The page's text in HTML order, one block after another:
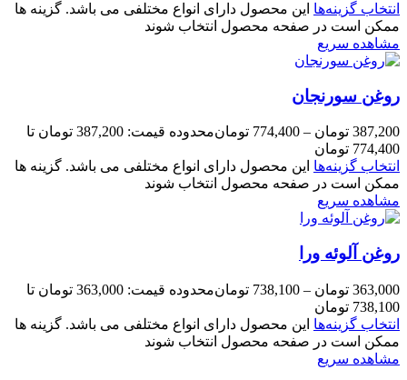
انتخاب گزینه‌ها این محصول دارای انواع مختلفی می باشد. گزینه ها
ممکن است در صفحه محصول انتخاب شوند
مشاهده سریع
روغن سورنجان
387,200 تومان –
774,400 تومان
محدوده قیمت: 387,200 تومان تا
774,400 تومان
انتخاب گزینه‌ها این محصول دارای انواع مختلفی می باشد. گزینه ها
ممکن است در صفحه محصول انتخاب شوند
مشاهده سریع
روغن آلوئه ورا
363,000 تومان –
738,100 تومان
محدوده قیمت: 363,000 تومان تا
738,100 تومان
انتخاب گزینه‌ها این محصول دارای انواع مختلفی می باشد. گزینه ها
ممکن است در صفحه محصول انتخاب شوند
مشاهده سریع